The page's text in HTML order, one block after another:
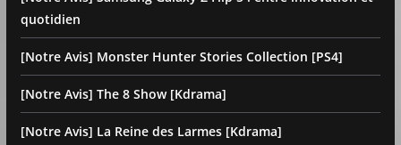
quotidien
[Notre Avis] Monster Hunter Stories Collection [PS4]
[Notre Avis] The 8 Show [Kdrama]
[Notre Avis] La Reine des Larmes [Kdrama]